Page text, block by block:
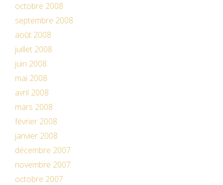
octobre 2008
septembre 2008
août 2008
juillet 2008
juin 2008
mai 2008
avril 2008
mars 2008
février 2008
janvier 2008
décembre 2007
novembre 2007
octobre 2007